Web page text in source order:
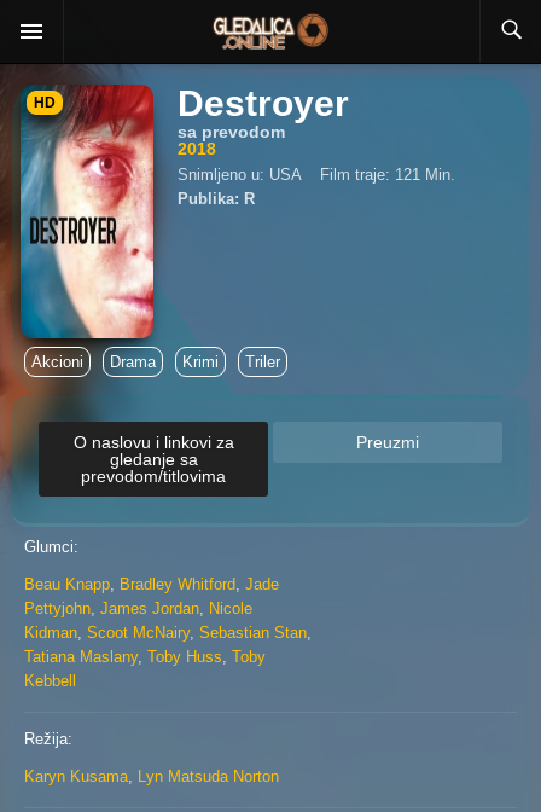
HD Destroyer
sa prevodom
2018
Snimljeno u: USA
Film traje: 121 Min.
Publika: R
Akcioni Drama Krimi Triler
O naslovu i linkovi za
gledanje sa
prevodom/titlovima
Preuzmi
Glumci:
Beau Knapp, Bradley Whitford, Jade
Pettyjohn, James Jordan, Nicole
Kidman, Scoot McNairy, Sebastian Stan,
Tatiana Maslany, Toby Huss, Toby
Kebbell
Režija:
Karyn Kusama, Lyn Matsuda Norton